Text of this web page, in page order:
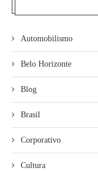
Automobilismo
Belo Horizonte
Blog
Brasil
Corporativo
Cultura